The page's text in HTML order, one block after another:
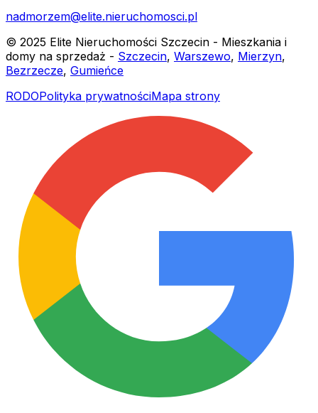
nadmorzem@elite.nieruchomosci.pl
© 2025 Elite Nieruchomości Szczecin - Mieszkania i
domy na sprzedaż - Szczecin, Warszewo, Mierzyn,
Bezrzecze, Gumieńce
RODOPolityka prywatnościMapa strony